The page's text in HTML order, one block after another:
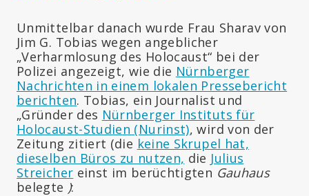
Unmittelbar danach wurde Frau Sharav von
Jim G. Tobias wegen angeblicher
„Verharmlosung des Holocaust“ bei der
Polizei angezeigt, wie die Nürnberger
Nachrichten in einem lokalen Pressebericht
berichten. Tobias, ein Journalist und
„Gründer des Nürnberger Instituts für
Holocaust-Studien (Nurinst), wird von der
Zeitung zitiert (die keine Skrupel hat,
dieselben Büros zu nutzen, die Julius
Streicher einst im berüchtigten Gauhaus
belegte ):